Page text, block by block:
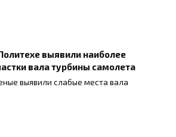
выявили наиболее
вала турбины самолета
выявили слабые места вала